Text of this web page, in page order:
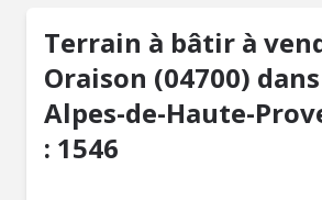
Terrain à bâtir à
Oraison (04700)
Alpes-de-Haute-
: 1546